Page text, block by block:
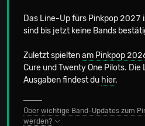
Das Line-Up fürs Pinkpop 2027
sind bis jetzt keine Bands
Zuletzt spieltenam Pinkpop
Cure und Twenty One Pilots.
Ausgaben findest du hier.
Über wichtige Band-Updates zum
werden?